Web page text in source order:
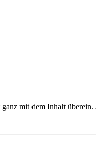
mit dem Inhalt